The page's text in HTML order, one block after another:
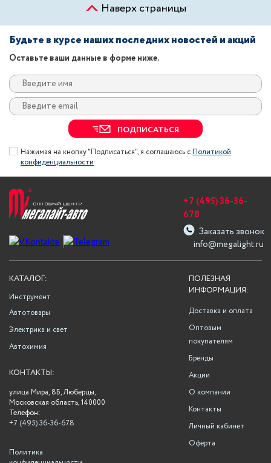
Наверх страницы
Будьте в курсе наших последних новостей и акций
Оставьте ваши данные в форме ниже.
ПОДПИСАТЬСЯ
Нажимая на кнопку "Подписаться", я соглашаюсь сПолитикой
конфиденциальности
info@megalight.ru
+7 (495) 36-36-
678
Заказать звонок
ПОЛЕЗНАЯ
ИНФОРМАЦИЯ:
Доставка и оплата
Оптовым
покупателям
Бренды
Акции
О компании
Контакты
Личный кабинет
Оферта
КАТАЛОГ:
Инструмент
Автотовары
Электрика и свет
Автохимия
КОНТАКТЫ:
улица Мира, 8Б, Люберцы,
Московская область, 140000
Телефон:
+7 (495) 36-36-678
Политика